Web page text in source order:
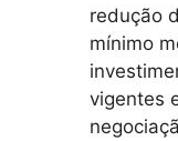
redução
mínimo
vigentes